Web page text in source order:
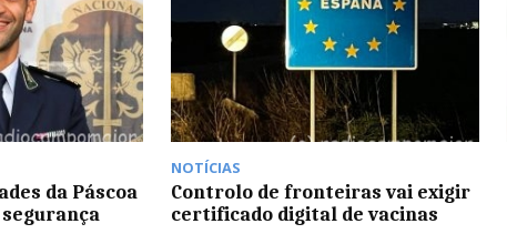
da Páscoa
NOTÍCIAS
Controlo de fronteiras vai exigir
certificado digital de vacinas